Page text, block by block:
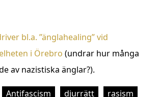
bl.a. ”änglahealing” vid
i Örebro (undrar hur många
av nazistiska änglar?).
Antifascism djurrätt rasism